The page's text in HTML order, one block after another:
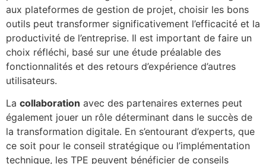
aux plateformes de gestion de projet, choisir les bons
outils peut transformer significativement l’efficacité et la
productivité de l’entreprise. Il est important de faire un
choix réfléchi, basé sur une étude préalable des
fonctionnalités et des retours d’expérience d’autres
utilisateurs.
La collaboration avec des partenaires externes peut
également jouer un rôle déterminant dans le succès de
la transformation digitale. En s’entourant d’experts, que
ce soit pour le conseil stratégique ou l’implémentation
technique, les TPE peuvent bénéficier de conseils